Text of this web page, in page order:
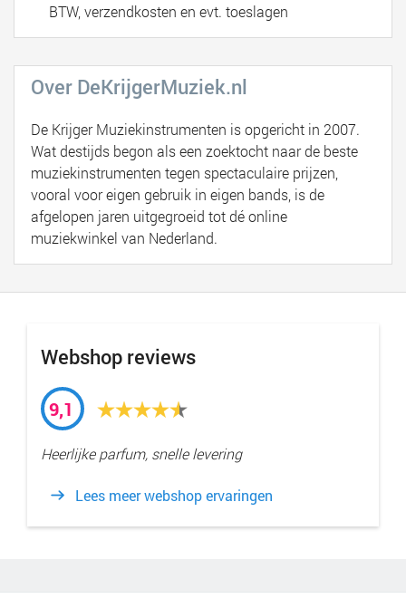
BTW, verzendkosten en evt. toeslagen
Over DeKrijgerMuziek.nl
De Krijger Muziekinstrumenten is opgericht in 2007.
Wat destijds begon als een zoektocht naar de beste
muziekinstrumenten tegen spectaculaire prijzen,
vooral voor eigen gebruik in eigen bands, is de
afgelopen jaren uitgegroeid tot dé online
muziekwinkel van Nederland.
Webshop reviews
9,1
Heerlijke parfum, snelle levering
Lees meer webshop ervaringen